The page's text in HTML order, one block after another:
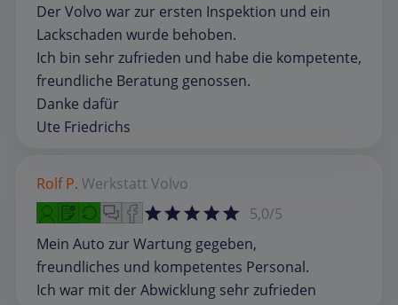
Der Volvo war zur ersten Inspektion und ein
Lackschaden wurde behoben.
Ich bin sehr zufrieden und habe die kompetente,
freundliche Beratung genossen.
Danke dafür
Ute Friedrichs
Rolf P. Werkstatt Volvo
5,0/5
Mein Auto zur Wartung gegeben,
freundliches und kompetentes Personal.
Ich war mit der Abwicklung sehr zufrieden